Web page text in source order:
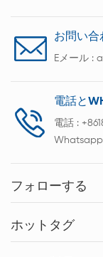
お問い合
Eメール :
電話と
電話 :
フォローする
ホットタグ